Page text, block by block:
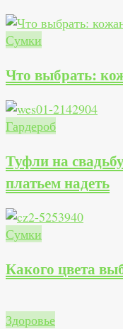
Сумки
Что выбрать:
Гардероб
Туфли на
платьем надеть
Сумки
Какого цвета
Здоровье